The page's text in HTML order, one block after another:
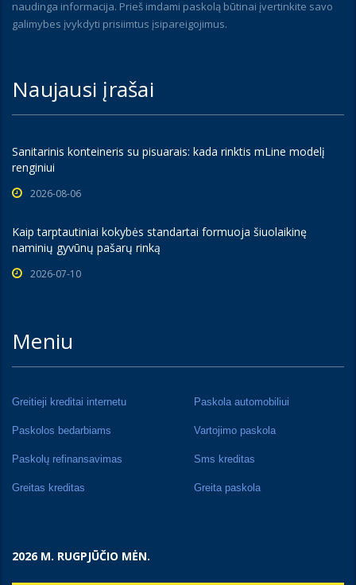
naudinga informacija. Prieš imdami paskolą būtinai įvertinkite savo
galimybes įvykdyti prisiimtus įsipareigojimus.
Naujausi įrašai
Sanitarinis konteineris su pisuarais: kada rinktis mLine modelį
renginiui
2026-08-06
Kaip tarptautiniai kokybės standartai formuoja šiuolaikinę
naminių gyvūnų pašarų rinką
2026-07-10
Meniu
Greitieji kreditai internetu Paskola automobiliui
Paskolos bedarbiams Vartojimo paskola
Paskolų refinansavimas Sms kreditas
Greitas kreditas Greita paskola
2026 M. RUGPJŪČIO MĖN.